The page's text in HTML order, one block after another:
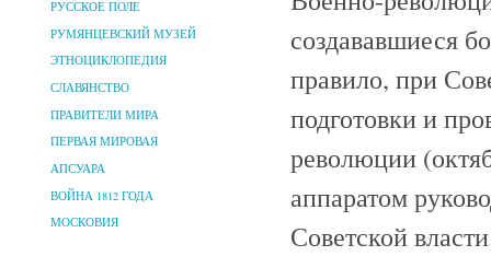
РУССКОЕ ПОЛЕ
РУМЯНЦЕВСКИЙ МУЗЕЙ
ЭТНОЦИКЛОПЕДИЯ
СЛАВЯНСТВО
ПРАВИТЕЛИ МИРА
ПЕРВАЯ МИРОВАЯ
АПСУАРА
ВОЙНА 1812 ГОДА
МОСКОВИЯ
создававшиеся
правило, при
подготовки и
революции
аппаратом
Советской